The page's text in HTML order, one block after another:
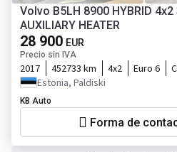
Volvo B5LH 8900 HYBRID 4x2
AUXILIARY HEATER
28 900 EUR
Precio sin IVA
2017 452733 km 4x2 Euro 6
Estonia, Paldiski
KB Auto
Forma de